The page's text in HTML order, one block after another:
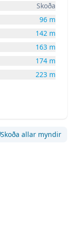
Skoða
96 m
142 m
163 m
174 m
223 m
Skoða allar myndir